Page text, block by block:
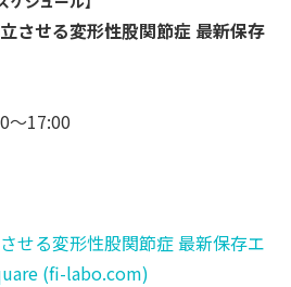
させる変形性股関節症 最新保存
～17:00
せる変形性股関節症 最新保存エ
(fi-labo.com)